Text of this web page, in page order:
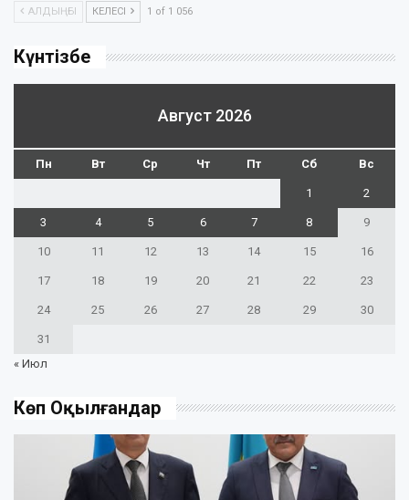
АЛДЫҢҒЫ КЕЛЕСІ 1 of 1 056
Күнтізбе
Август 2026
Пн Вт Ср Чт Пт Сб Вс
1 2
3 4 5 6 7 8 9
10 11 12 13 14 15 16
17 18 19 20 21 22 23
24 25 26 27 28 29 30
31
« Июл
Көп Оқылғандар